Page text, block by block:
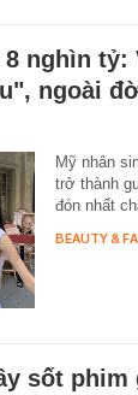
nghìn tỷ:
ngoài
Mỹ nhân
trở thành
đón nhất
BEAUTY &
sốt phim